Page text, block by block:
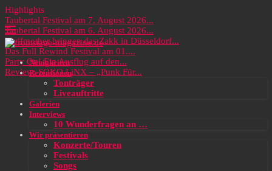
Highlights
Taubertal Festival am 7. August 2026...
Taubertal Festival am 6. August 2026...
Wolfmother bringen das Zakk in Düsseldorf...
Das Full Rewind Festival am 01....
Party On! Ein Ausflug auf den...
Review: SOKO LiNX – „Punk Für...
Neuigkeiten
Rezensionen
Tonträger
Liveauftritte
Galerien
Interviews
10 Wunderfragen an …
Wir präsentieren
Konzerte/Touren
Festivals
Songs